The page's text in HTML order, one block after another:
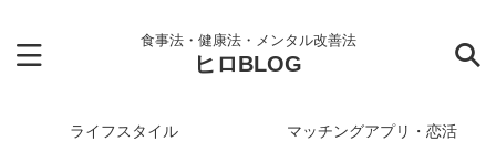
食事法・健康法・メンタル改善法
ヒロBLOG
ライフスタイル マッチングアプリ・恋活